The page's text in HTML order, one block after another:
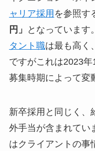
ャリア採用 を参照す
円」
となっています
タント職は最も高く
ですがこれは2023年
募集時期によって変
新卒採用と同じく、
外手当が含まれてい
はクライアントの事